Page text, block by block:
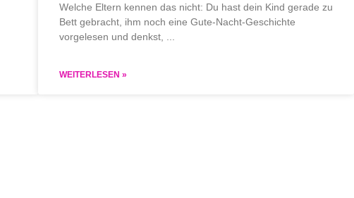
Welche Eltern kennen das nicht: Du hast dein Kind gerade zu
Bett gebracht, ihm noch eine Gute-Nacht-Geschichte
vorgelesen und denkst,
WEITERLESEN »